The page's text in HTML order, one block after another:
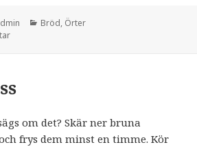
Kategorier
Bröd, Örter
till Pesto
om det? Skär ner bruna
frys dem minst en timme. Kör